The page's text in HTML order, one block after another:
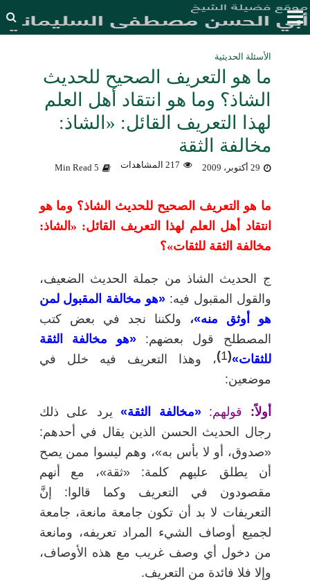
الأسئلة الحديثية
ما هو التعريف الصحيح للحديث
الشاذ؟ وما هو انتقاد أهل العلم
لهذا التعريف القائل: «الشاذ:
مخالفة الثقة
29 أكتوبر، 2009 217 المشاهدات 5 Min Read
ما هو التعريف الصحيح للحديث الشاذ؟ وما هو
انتقاد أهل العلم لهذا التعريف القائل: «الشاذ:
مخالفة الثقة للثقات»؟
ج الحديث الشاذ من جملة الحديث الضعيف،
والقول المقبول فيه: «هو مخالفة المقبول لمن
هو أوثق منه»، ولكننا نجد في بعض كتب
المصطلح قول بعضهم:«هو مخالفة الثقة
للثقات»(
1
)، وهذا التعريف فيه خلل في
موضعين:
أولاً: قولهم: «مخالفة الثقة» يرد على ذلك
رجال الحديث الحسن الذين يقال في أحدهم:
«صدوق، أو لا بأس به»، وهم ليسوا ممن يصح
أن يطلق عليهم كلمة: «ثقة»، مع أنهم
مقصودون في التعريف وكما قالوا: إنَّ
التعريفات لا بد أن تكون جامعة مانعة، جامعة
لجميع أوصاف الشيء المراد تعريفه، ومانعة
من دخول أي وصف غريب مع هذه الأوصاف،
وإلا فلا فائدة من التعريف.